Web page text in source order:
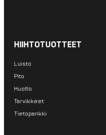
HIIHTOTUOTTEET
Luisto
Pito
Huolto
Tarvikkeet
Tietopankki